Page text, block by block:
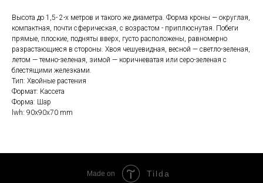
Высота до 1,5- 2-х метров и такого же диаметра. Форма кроны — округлая,
компактная, почти сферическая, с возрастом - приплюснутая. Побеги
прямые, плоские, подняты вверх, густо расположены, равномерно
разрастающиеся в стороны. Хвоя чешуевидная, весной — светло-зеленая,
летом — темно-зеленая, зимой — коричневатая или серо-зеленая с
блестящими железками.
Тип: Хвойные растения
Формат: Кассета
Форма: Шар
lwh: 90x90x70 mm
Made on Tilda